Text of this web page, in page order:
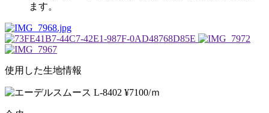
ます。
使用した生地情報